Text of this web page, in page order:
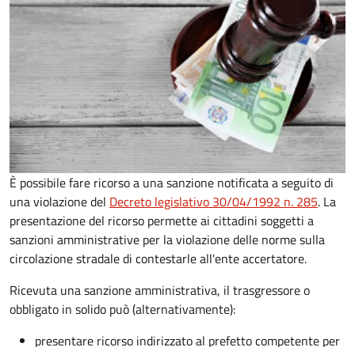
È possibile fare ricorso a una sanzione notificata a seguito di
una violazione del Decreto legislativo 30/04/1992 n. 285. La
presentazione del ricorso permette ai cittadini soggetti a
sanzioni amministrative per la violazione delle norme sulla
circolazione stradale di contestarle all'ente accertatore.
Ricevuta una sanzione amministrativa, il trasgressore o
obbligato in solido può (alternativamente):
presentare ricorso indirizzato al prefetto competente per